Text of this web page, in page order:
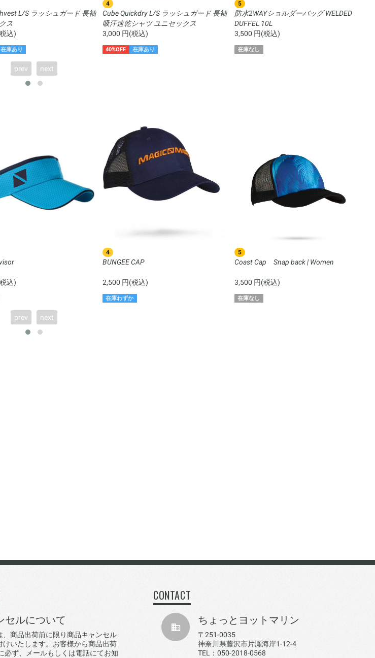
L/S ラッシュガード 長袖
ス
込)
在庫あり
4
Cube Quickdry L/S ラッシュガード 長袖
吸汗速乾シャツ ユニセックス
3,000 円(税込)
40%OFF 在庫あり
5
防水2WAYショルダーバッグ WELDED
DUFFEL 10L
3,500 円(税込)
在庫なし
prev next
込)
4
BUNGEE CAP
2,500 円(税込)
在庫わずか
5
Coast Cap Snap back | Women
3,500 円(税込)
在庫なし
prev next
セルについて
、商品出荷前に限り商品キャンセル
けいたします。お客様から商品出荷
必ず、メールもしくは電話にてお知
CONTACT
ちょっとヨットマリン
〒251-0035
神奈川県藤沢市片瀬海岸1-12-4
TEL：050-2018-0568